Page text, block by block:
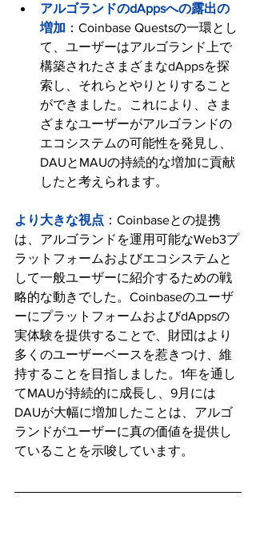
アルゴランドのdAppsへの露出の
増加 ：Coinbase Questsの一環とし
て、ユーザーはアルゴランド上で
構築されたさまざまなdAppsを探
索し、それらとやりとりすること
ができました。これにより、さま
ざまなユーザーがアルゴランドの
エコシステムの可能性を発見し、
DAUとMAUの持続的な増加に貢献
したと考えられます。
より大きな視点 ：Coinbaseとの提携
は、アルゴランドを運用可能なWeb3プ
ラットフォームおよびエコシステムと
して一般ユーザーに紹介するための戦
略的な動きでした。Coinbaseのユーザ
ーにプラットフォームおよびdAppsの
実体験を提供することで、財団はより
多くのユーザーベースを惹きつけ、維
持することを目指しました。1年を通し
てMAUが持続的に成長し、9月には
DAUが大幅に増加したことは、アルゴ
ランドがユーザーに真の価値を提供し
ていることを示唆しています。